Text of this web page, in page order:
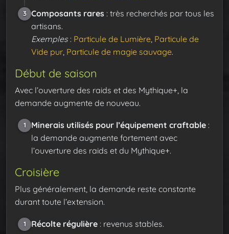
3 Composants rares : très recherchés par tous les
artisans.
Exemples : Particule de Lumière Particule de
Vide pur Particule de magie sauvage.
Début de saison
Avec l’ouverture des raids et des Mythique+, la
demande augmente de nouveau.
1 Minerais utilisés pour l’équipement craftable :
la demande augmente fortement avec
l’ouverture des raids et du Mythique+.
Croisière
Plus généralement, la demande reste constante
durant toute l’extension.
1 Récolte régulière : revenus stables.